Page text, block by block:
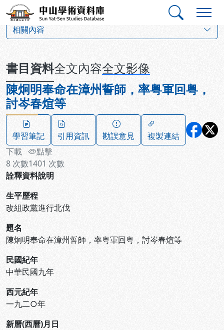
跳到主要內容
中山學術資料庫
相關內容
書目資料全文內容全文影像
陳炯明奉命在漳州誓師，率粤軍回粤，
討岑春煊等
學習筆記 引用資訊 勘誤意見
複製連結
下載
8 次數
點擊
1401 次數
詮釋資料說明
生平歷程
改組政黨進行北伐
題名
陳炯明奉命在漳州誓師，率粤軍回粤，討岑春煊等
民國紀年
中華民國九年
西元紀年
一九二○年
新曆(西曆)月日